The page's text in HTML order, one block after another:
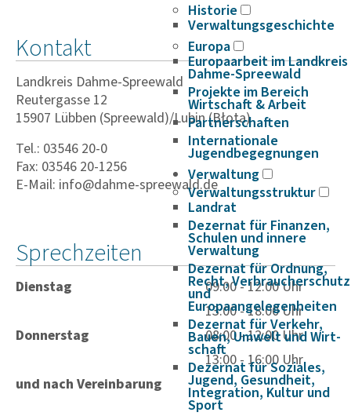
Historie
Verwaltungsgeschichte
Europa
Europaarbeit im Landkreis
Dahme-Spreewald
Projekte im Bereich
Wirtschaft & Arbeit
Partnerschaften
Internationale
Jugendbegegnungen
Verwaltung
Verwaltungsstruktur
Landrat
Dezernat für Finanzen,
Schulen und innere
Verwaltung
Dezernat für Ordnung,
Recht, Verbraucherschutz
und
Europaangelegenheiten
Dezernat für Verkehr,
Bauen, Umwelt und Wirt­
schaft
Dezernat für Soziales,
Jugend, Gesundheit,
Integration, Kultur und
Sport
Kontakt
Landkreis Dahme-Spreewald
Reutergasse 12
15907 Lübben (Spreewald)/Lubin (Błota)
Tel.: 03546 20-0
Fax: 03546 20-1256
E-Mail: info@dahme-spreewald.de
Sprechzeiten
Dienstag
09:00 - 12:00 Uhr
13:00 - 18:00 Uhr
Donnerstag
08:00 - 12:00 Uhr
13:00 - 16:00 Uhr
und nach Vereinbarung